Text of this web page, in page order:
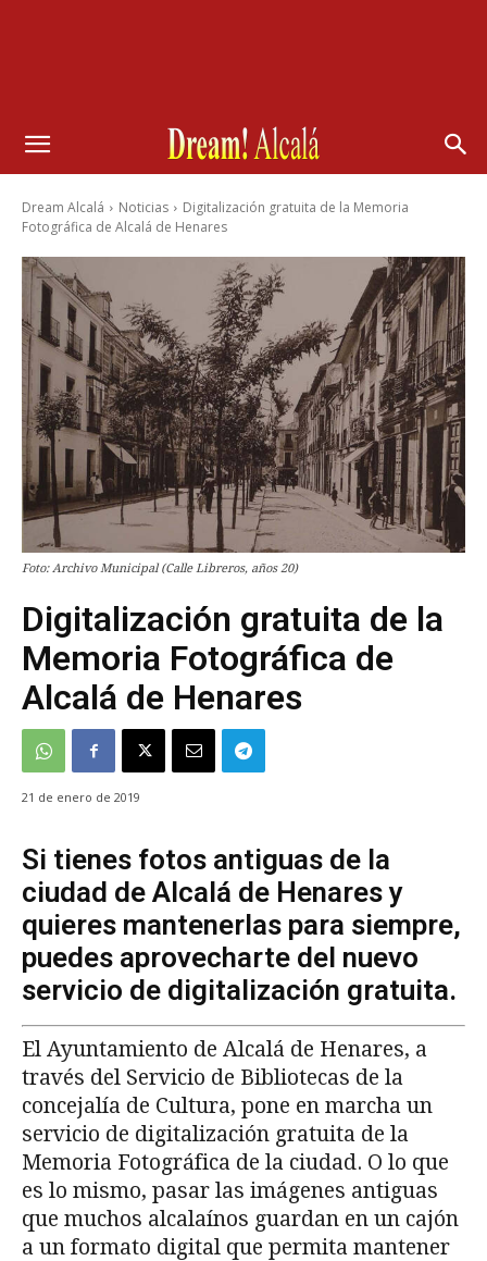
Dream Alcalá Noticias
Digitalización gratuita de la Memoria
Fotográfica de Alcalá de Henares
Foto: Archivo Municipal (Calle Libreros, años 20)
Digitalización gratuita de la
Memoria Fotográfica de
Alcalá de Henares
21 de enero de 2019
Si tienes fotos antiguas de la
ciudad de Alcalá de Henares y
quieres mantenerlas para siempre,
puedes aprovecharte del nuevo
servicio de digitalización gratuita.
El Ayuntamiento de Alcalá de Henares, a
través del Servicio de Bibliotecas de la
concejalía de Cultura, pone en marcha un
servicio de digitalización gratuita de la
Memoria Fotográfica de la ciudad. O lo que
es lo mismo, pasar las imágenes antiguas
que muchos alcalaínos guardan en un cajón
a un formato digital que permita mantener